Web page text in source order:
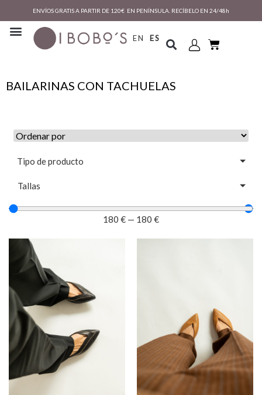
ENVÍOS GRATIS A PARTIR DE 120€ EN PENÍNSULA. RECÍBELO EN 24/48h
EN ES
BAILARINAS CON TACHUELAS
Tipo de producto
Tallas
180 € — 180 €